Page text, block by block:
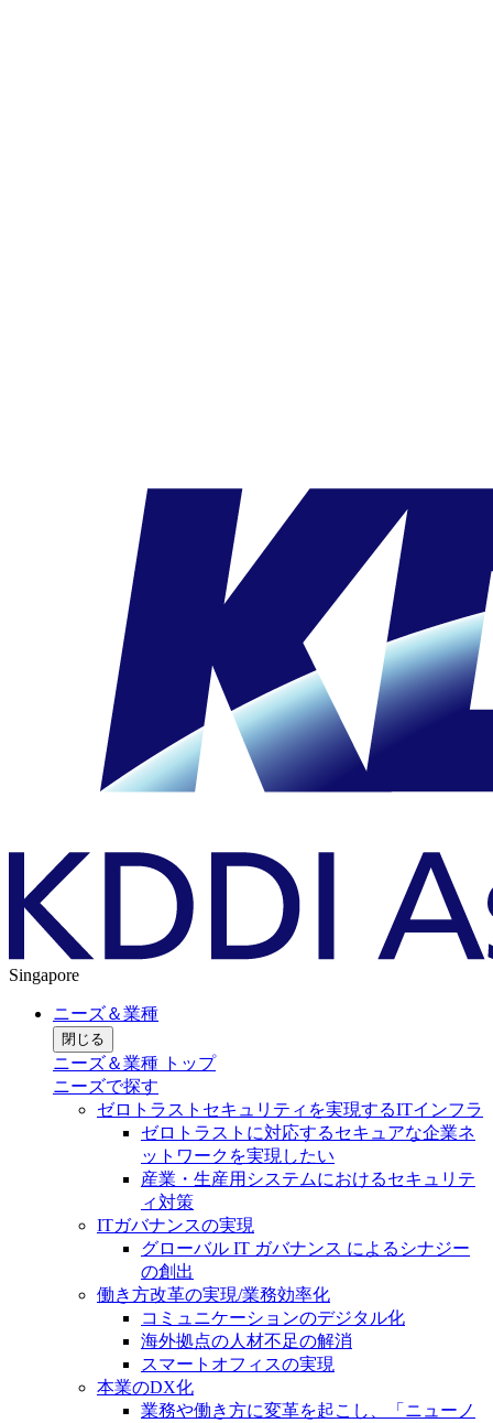
Singapore
ニーズ＆業種
閉じる
ニーズ＆業種 トップ
ニーズで探す
ゼロトラストセキュリティを実現するITインフラ
ゼロトラストに対応するセキュアな企業ネ
ットワークを実現したい
産業・生産用システムにおけるセキュリテ
ィ対策
ITガバナンスの実現
グローバル IT ガバナンス によるシナジー
の創出
働き方改革の実現/業務効率化
コミュニケーションのデジタル化
海外拠点の人材不足の解消
スマートオフィスの実現
本業のDX化
業務や働き方に変革を起こし、「ニューノ